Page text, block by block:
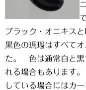
ブラック・オニキス
黒色の瑪瑙はすべて
た。 色は通常白と黒
れる場合もあります
している場合にはカ